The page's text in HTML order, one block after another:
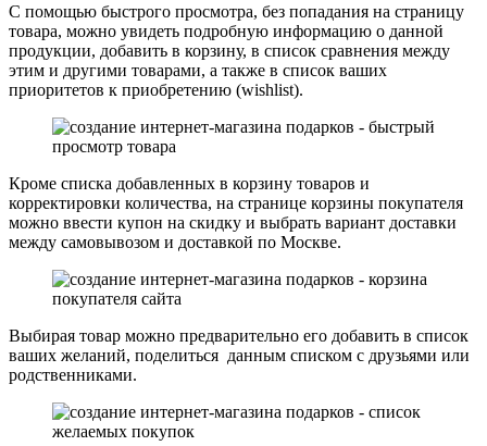
С помощью быстрого просмотра, без попадания на страницу
товара, можно увидеть подробную информацию о данной
продукции, добавить в корзину, в список сравнения между
этим и другими товарами, а также в список ваших
приоритетов к приобретению (wishlist).
Кроме списка добавленных в корзину товаров и
корректировки количества, на странице корзины покупателя
можно ввести купон на скидку и выбрать вариант доставки
между самовывозом и доставкой по Москве.
Выбирая товар можно предварительно его добавить в список
ваших желаний, поделиться данным списком с друзьями или
родственниками.